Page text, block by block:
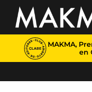
MAKMA,
en